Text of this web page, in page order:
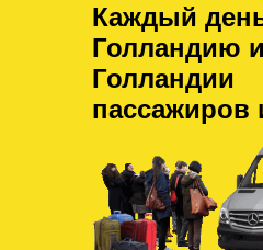
Каждый
Голландию
Голландии
пассажиров